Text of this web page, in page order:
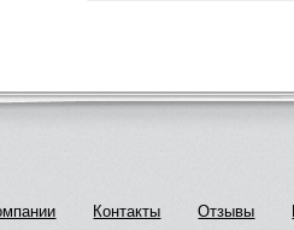
Контакты Отзывы